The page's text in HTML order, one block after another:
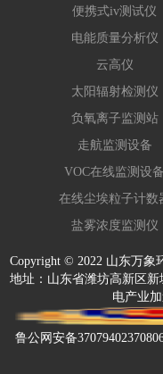
便携式iv测试仪
电能质量分析仪
云高仪
太阳辐射检测仪
负氧离子监测站
走航监测设备
VOC在线监测设备
在线尘埃粒子计数
盐雾浓度监测仪
Copyright © 2022 山东万象
地址：山东省潍坊高新区
电产业
鲁公网安备